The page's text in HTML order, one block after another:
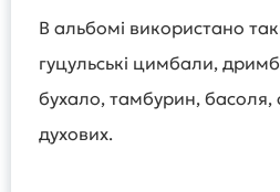
В альбомі використано
гуцульські цимбали,
бухало, тамбурин, басоля,
духових.